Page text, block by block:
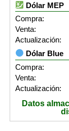
Dólar MEP
Compra:
Venta:
Actualización:
Dólar Blue
Compra:
Venta:
Actualización:
Datos